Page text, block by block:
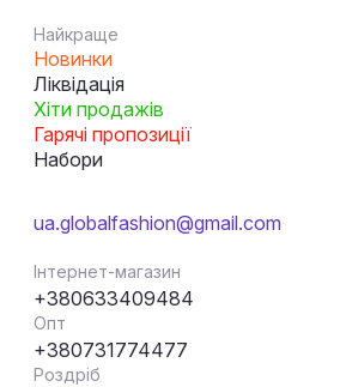
Найкраще
Новинки
Ліквідація
Хіти продажів
Гарячі пропозиції
Набори
ua.globalfashion@gmail.com
Інтернет-магазин
+380633409484
Опт
+380731774477
Роздріб